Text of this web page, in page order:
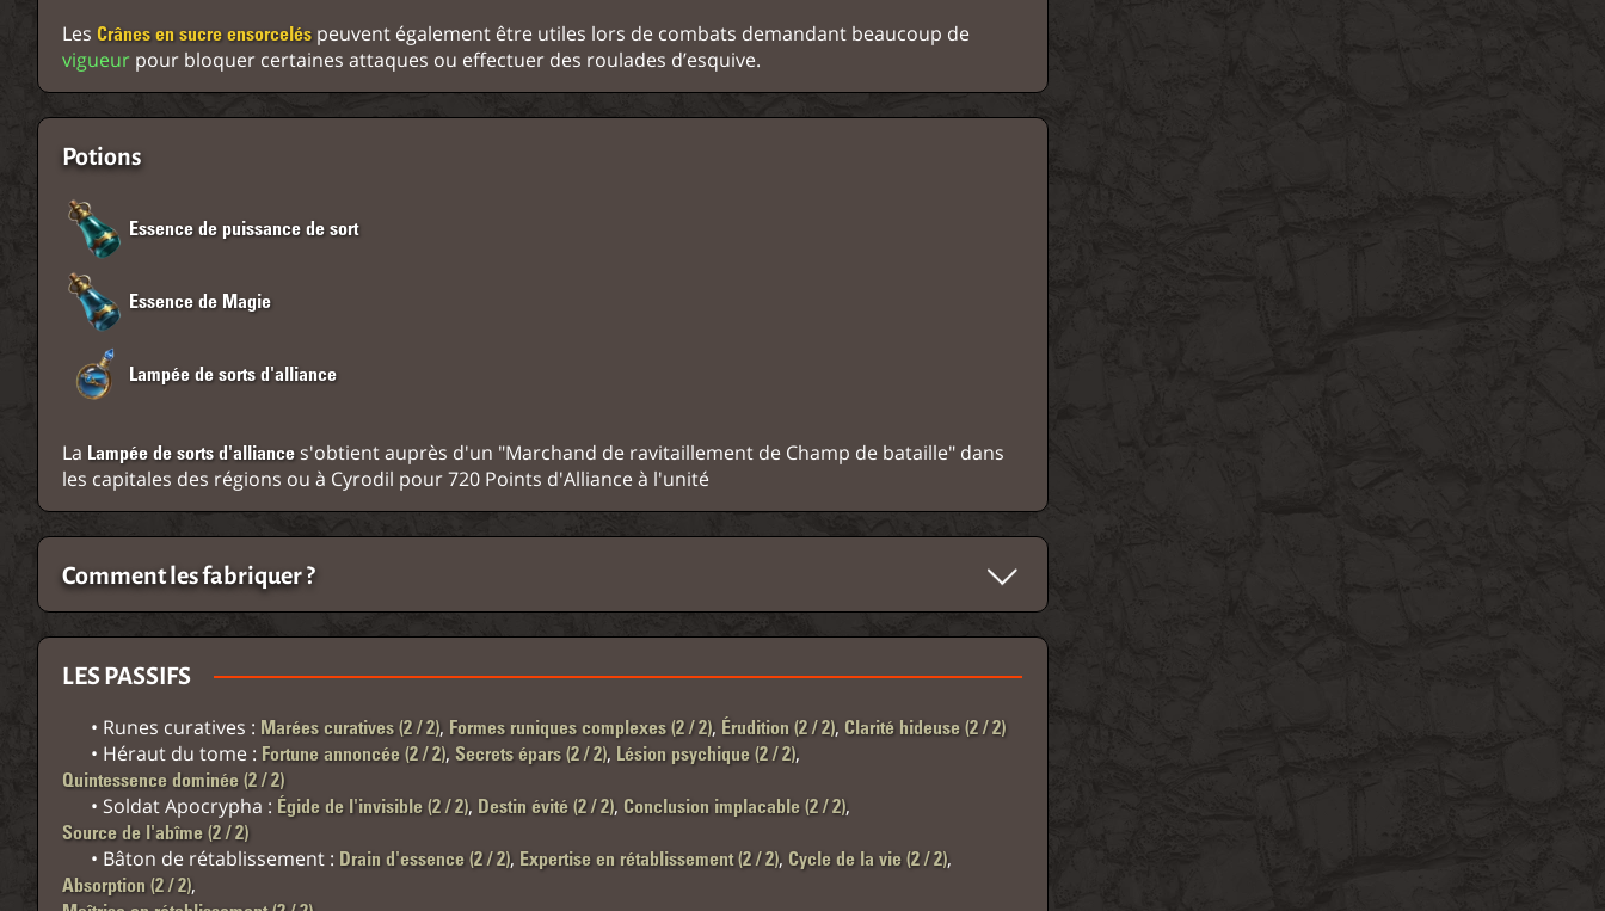
Les Crânes en sucre ensorceléspeuvent également être utiles lors de combats demandant beaucoup de
vigueurpour bloquer certaines attaques ou effectuer des roulades d’esquive.
Potions
Essence de puissance de sort
Essence de Magie
Lampée de sorts d'alliance
La Lampée de sorts d'alliances'obtient auprès d'un "Marchand de ravitaillement de Champ de bataille" dans
les capitales des régions ou à Cyrodil pour 720 Points d'Alliance à l'unité
Comment les fabriquer ?
= + + ou
= +
LES PASSIFS
• Runes curatives : Marées curatives (2 / 2), Formes runiques complexes (2 / 2), Érudition (2 / 2), Clarité hideuse (2 / 2)
• Héraut du tome : Fortune annoncée (2 / 2), Secrets épars (2 / 2), Lésion psychique (2 / 2),
Quintessence dominée (2 / 2)
• Soldat Apocrypha : Égide de l'invisible (2 / 2), Destin évité (2 / 2), Conclusion implacable (2 / 2),
Source de l'abîme (2 / 2)
• Bâton de rétablissement : Drain d'essence (2 / 2), Expertise en rétablissement (2 / 2), Cycle de la vie (2 / 2),
Absorption (2 / 2),